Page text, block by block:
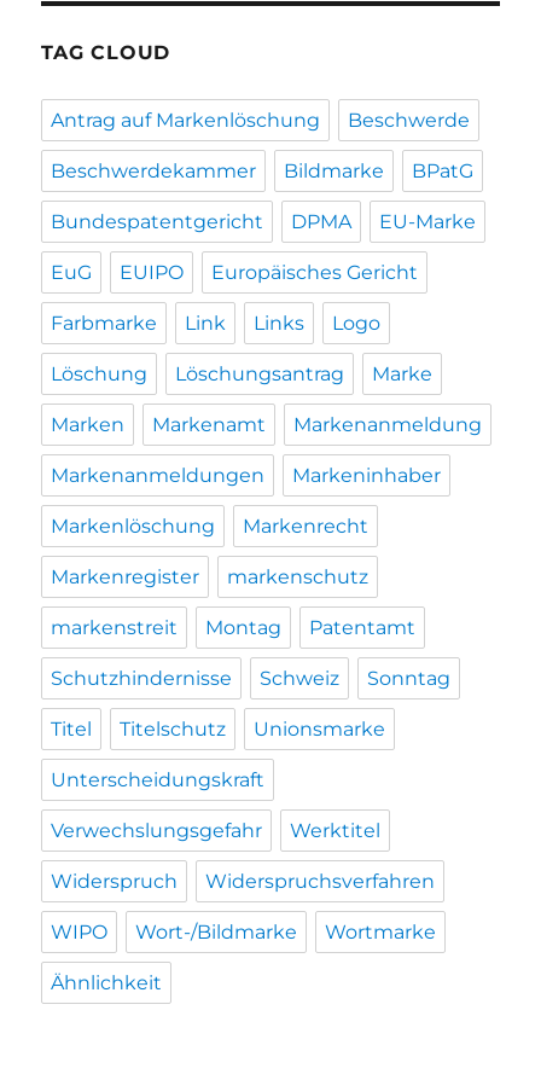
TAG CLOUD
Antrag auf Markenlöschung Beschwerde
Beschwerdekammer Bildmarke BPatG
Bundespatentgericht DPMA EU-Marke
EuG EUIPO Europäisches Gericht
Farbmarke Link Links Logo
Löschung Löschungsantrag Marke
Marken Markenamt Markenanmeldung
Markenanmeldungen Markeninhaber
Markenlöschung Markenrecht
Markenregister markenschutz
markenstreit Montag Patentamt
Schutzhindernisse Schweiz Sonntag
Titel Titelschutz Unionsmarke
Unterscheidungskraft
Verwechslungsgefahr Werktitel
Widerspruch Widerspruchsverfahren
WIPO Wort-/Bildmarke Wortmarke
Ähnlichkeit